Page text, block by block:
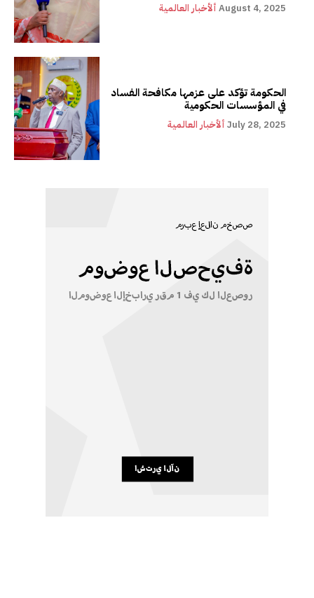
ألأخبار العالمية August 4, 2025
الحكومة تؤكد على عزمها مكافحة الفساد
في المؤسسات الحكومية
ألأخبار العالمية July 28, 2025